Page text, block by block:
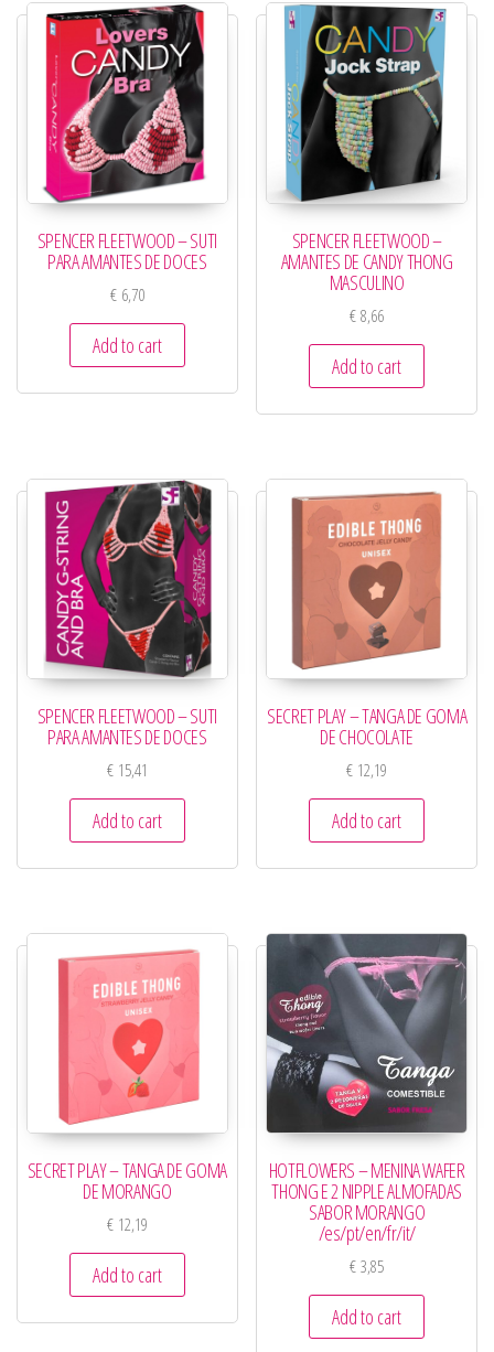
SPENCER FLEETWOOD – SUTI
PARA AMANTES DE DOCES
€6,70
Add to cart
SPENCER FLEETWOOD –
AMANTES DE CANDY THONG
MASCULINO
€8,66
Add to cart
SPENCER FLEETWOOD – SUTI
PARA AMANTES DE DOCES
€15,41
Add to cart
SECRET PLAY – TANGA DE GOMA
DE CHOCOLATE
€ 12,19
Add to cart
SECRET PLAY – TANGA DE GOMA
DE MORANGO
€12,19
Add to cart
HOTFLOWERS – MENINA WAFER
THONG E 2 NIPPLE ALMOFADAS
SABOR MORANGO
/es/pt/en/fr/it/
€3,85
Add to cart